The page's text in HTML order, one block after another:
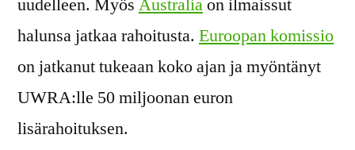
uudelleen. Myös Australiaon ilmaissut
halunsa jatkaa rahoitusta. Euroopan komissio
on jatkanut tukeaan koko ajan ja myöntänyt
UWRA:lle 50 miljoonan euron
lisärahoituksen.